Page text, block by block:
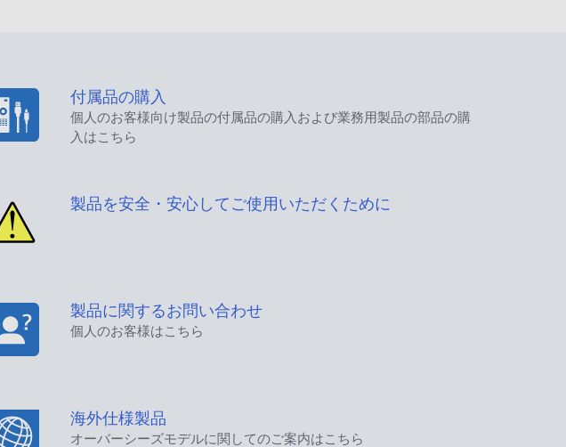
付属品の購入
個人のお客様向け製品の付属品の購入および業務用製品の部品の購
入はこちら
製品を安全・安心してご使用いただくために
製品に関するお問い合わせ
個人のお客様はこちら
海外仕様製品
オーバーシーズモデルに関してのご案内はこちら